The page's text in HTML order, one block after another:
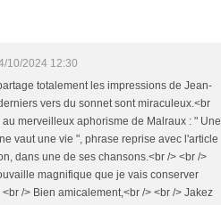
10/2024 12:30
totalement les impressions de Jean-
vers du sonnet sont miraculeux.<br
merveilleux aphorisme de Malraux : " Une
vaut une vie ", phrase reprise avec l'article
dans une de ses chansons.<br /> <br />
magnifique que je vais conserver
/> Bien amicalement,<br /> <br /> Jakez